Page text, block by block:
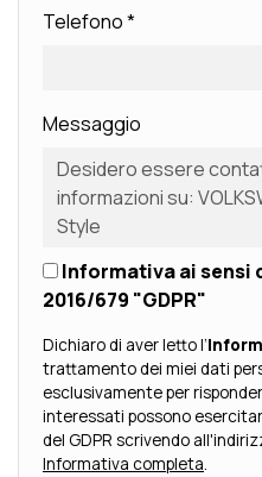
Telefono*
Messaggio
Informativa ai sensi
2016/679 "GDPR"
Dichiaro di aver letto l’
trattamento dei miei dati
esclusivamente per
interessati possono
del GDPR scrivendo
Informativa completa.